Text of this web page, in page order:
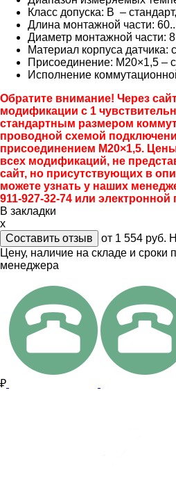
Класс допуска: B –
Длина монтажной части:
Диаметр монтажной части:
Материал корпуса датчика:
Присоединение: М20×1,5 –
Исполнение
Обратите внимание! Через
модификации с 1
стандартным размером
проводной схемой
присоединением М20×1,5.
всех модификаций, не
сайт, но присутствующих в
можете узнать у наших
911-927-32-74 или электронной
В закладки
x
Составить отзыв
от 1 554 руб.
Цену, наличие на складе и сроки
менеджера
₽